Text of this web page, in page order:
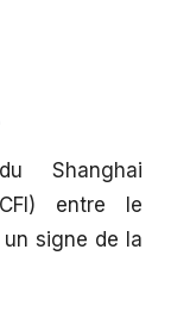
Shanghai
entre le
signe de la